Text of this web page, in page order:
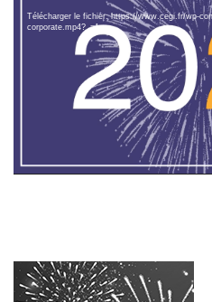
Télécharger le fichier: https://www.cegi.fr/wp-
corporate.mp4?_=1